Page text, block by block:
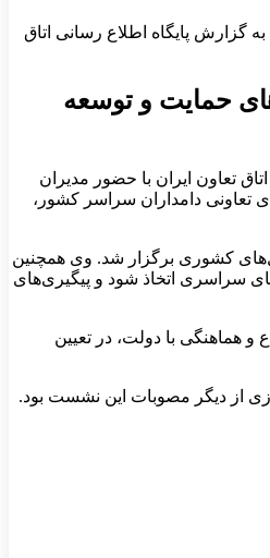
گزارش پایگاه اطلاع رسانی اتاق
حمایت و توسعه
تعاون ایران با حضور مدیران
تعاونی دامداران سراسر کشور،
کشوری برگزار شد. وی همچنین
سراسری اتخاذ شود و پیگیری‌های
هماهنگی با دولت، در تعیین
از دیگر مصوبات این نشست بود.